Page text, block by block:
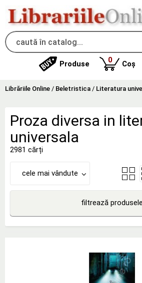
Produse 0produse
Coș
Librăriile Online / Beletristica / Literatura
Proza diversa in
universala
2981 cărți
cele mai vândute
filtrează produsele